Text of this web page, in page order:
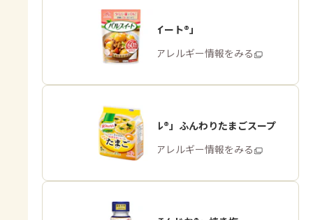
「パルスイート®」
商品・アレルギー情報をみる
「クノール®」ふんわりたまごスープ
商品・アレルギー情報をみる